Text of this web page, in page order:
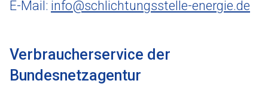
E-Mail: info@schlichtungsstelle-energie.de
Verbraucherservice der
Bundesnetzagentur